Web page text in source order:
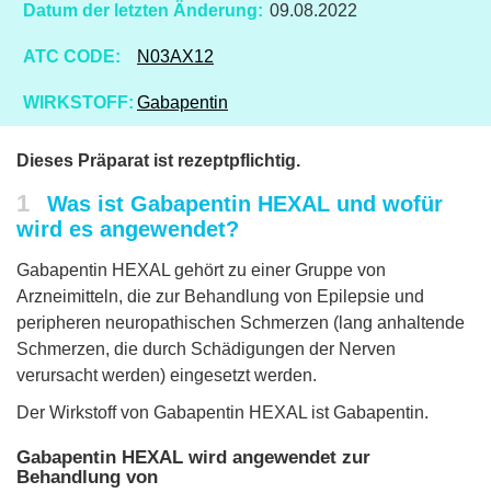
Datum der letzten Änderung: 09.08.2022
ATC CODE: N03AX12
WIRKSTOFF: Gabapentin
Dieses Präparat ist rezeptpflichtig.
1
Was ist Gabapentin HEXAL und wofür
wird es angewendet?
Gabapentin HEXAL gehört zu einer Gruppe von
Arzneimitteln, die zur Behandlung von Epilepsie und
peripheren neuropathischen Schmerzen (lang anhaltende
Schmerzen, die durch Schädigungen der Nerven
verursacht werden) eingesetzt werden.
Der Wirkstoff von Gabapentin HEXAL ist Gabapentin.
Gabapentin HEXAL wird angewendet zur
Behandlung von